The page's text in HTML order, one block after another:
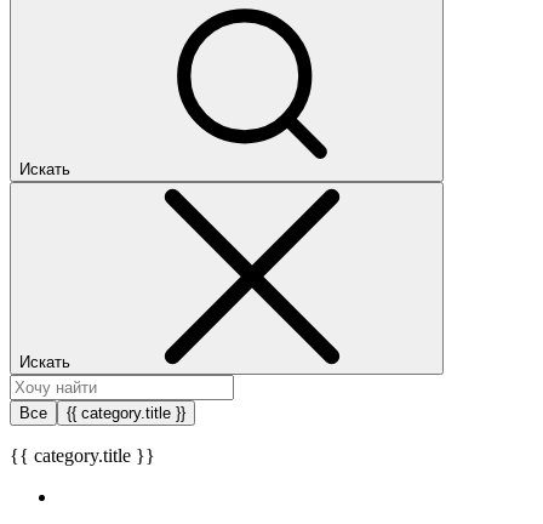
Искать
Искать
Все {{ category.title }}
{{ category.title }}